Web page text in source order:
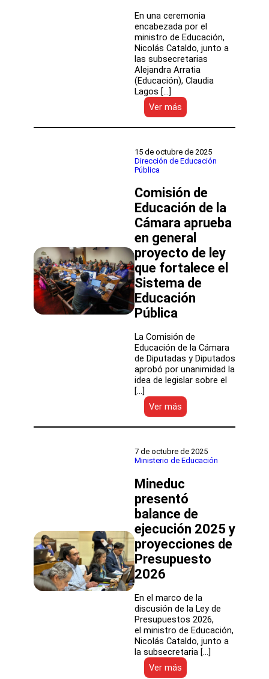
En una ceremonia
encabezada por el
ministro de Educación,
Nicolás Cataldo, junto a
las subsecretarias
Alejandra Arratia
(Educación), Claudia
Lagos […]
Ver más
Ministro
Cataldo:
cambiándole
la
la
educación
pública
de
Chile,
estableciendo
nuevos
estándares
tanto
en
docencia
infraestructura”
15 de octubre de 2025
Dirección de Educación
Pública
Comisión de
Educación de la
Cámara aprueba
en general
proyecto de ley
que fortalece el
Sistema de
Educación
Pública
La Comisión de
Educación de la Cámara
de Diputadas y Diputados
aprobó por unanimidad la
idea de legislar sobre el
[…]
Ver más
Comisión
de
de
la
aprueba
en
general
proyecto
de
ley
que
fortalece
Educación
Pública
7 de octubre de 2025
Ministerio de Educación
Mineduc
presentó
balance de
ejecución 2025 y
proyecciones de
Presupuesto
2026
En el marco de la
discusión de la Ley de
Presupuestos 2026,
el ministro de Educación,
Nicolás Cataldo, junto a
la subsecretaria […]
Ver más